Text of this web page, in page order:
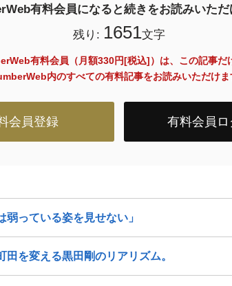
有料会員になると続きをお読みいただ
残り: 1651文字
有料会員（月額330円[税込]）は、この記事だ
内のすべての有料記事をお読みいただけま
会員登録 有料会員ロ
っている姿を見せない」
を変える黒田剛のリアリズム。